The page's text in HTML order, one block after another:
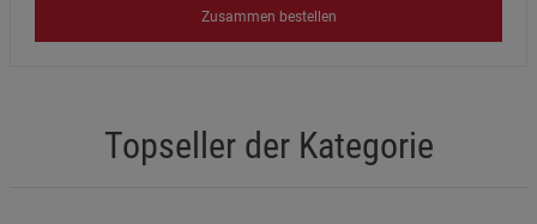
Zusammen bestellen
Topseller der Kategorie